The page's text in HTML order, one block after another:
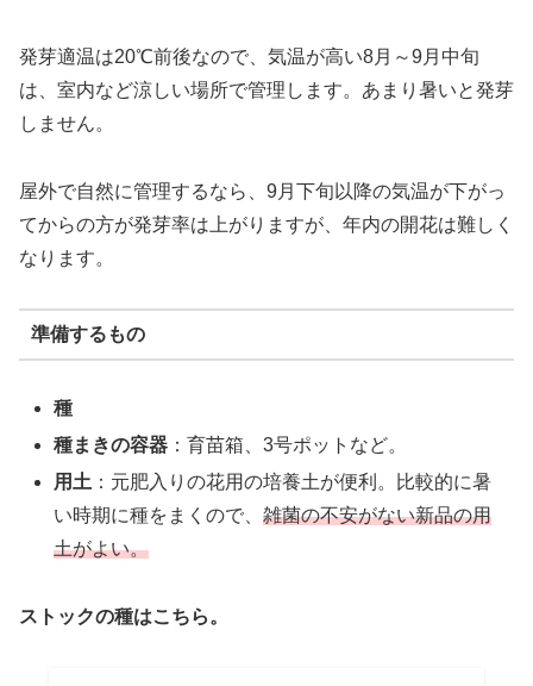
発芽適温は20℃前後なので、気温が高い8月～9月中旬
は、室内など涼しい場所で管理します。あまり暑いと発芽
しません。
屋外で自然に管理するなら、9月下旬以降の気温が下がっ
てからの方が発芽率は上がりますが、年内の開花は難しく
なります。
準備するもの
種
種まきの容器 ：育苗箱、3号ポットなど。
用土 ：元肥入りの花用の培養土が便利。比較的に暑
い時期に種をまくので、雑菌の不安がない新品の用
土がよい。
ストックの種はこちら。